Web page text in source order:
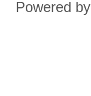
Powered by